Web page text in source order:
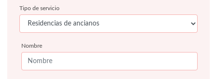
Tipo de servicio
Nombre